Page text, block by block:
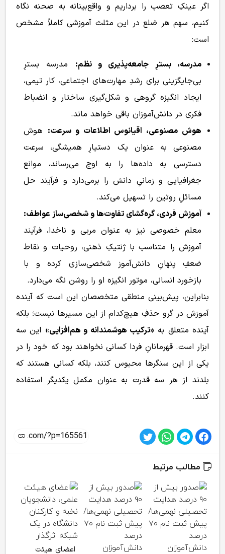
اگر عینکِ تعصب را برداریم و واقع‌بینانه به صحنه نگاه
کنیم، سهم هر ضلع در این مثلث آموزشی کاملاً مشخص
است:
مدرسه، بسترِ جامعه‌پذیری و نظم: مدرسه بسترِ
بی‌جایگزینی برای رشدِ مهارت‌های اجتماعی، کار تیمی،
ایجاد انگیزه گروهی و شکل‌گیری ساختار و انضباط
فکری در دانش‌آموزان باقی خواهد ماند.
هوش مصنوعی، اقیانوس اطلاعات و سرعت: هوش
مصنوعی به عنوان یک دستیارِ همیشگی، سرعت
دسترسی به داده‌ها را به اوج می‌رساند، موانع
جغرافیایی و زمانیِ دانش را برمی‌دارد و فرآیند حل
مسائلِ روتین را تسهیل می‌کند.
آموزش فردی، گره‌گشای تفاوت‌ها و شخصی‌ساز عواطف:
معلم خصوصی نیز به عنوان مربی و ناخدا، فرآیند
آموزش را متناسب با ژنتیکِ ذهنی، روحیات و نقاط
ضعفِ پنهانِ دانش‌آموز شخصی‌سازی کرده و با
بازخورد انسانی، موتور انگیزه او را روشن نگه می‌دارد.
بنابراین، پیش‌بینی منطقی متخصصان این است که آینده
آموزش در گرو حذفِ هیچ‌کدام از این مسیرها نیست؛ بلکه
آینده متعلق به «ترکیب هوشمندانه و هم‌افزایی» این سه
ابزار است. قهرمانانِ فردا کسانی نخواهند بود که خود را در
یکی از این سنگرها محبوس کنند، بلکه کسانی هستند که
بلدند از هر سه قدرت به عنوان مکمل یکدیگر استفاده
کنند.
مطالب مرتبط
اعضای هیئت